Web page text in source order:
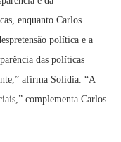
enquanto Carlos
política e a
das políticas
afirma Solídia. “A
complementa Carlos